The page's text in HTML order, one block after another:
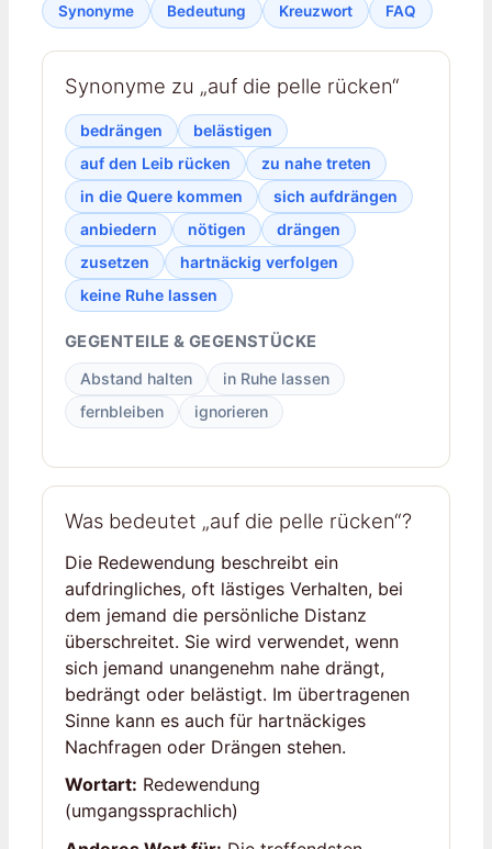
Synonyme Bedeutung Kreuzwort FAQ
Synonyme zu „auf die pelle rücken“
bedrängen
belästigen
auf den Leib rücken
zu nahe treten
in die Quere kommen
sich aufdrängen
anbiedern
nötigen
drängen
zusetzen
hartnäckig verfolgen
keine Ruhe lassen
GEGENTEILE & GEGENSTÜCKE
Abstand halten
in Ruhe lassen
fernbleiben
ignorieren
Was bedeutet „auf die pelle rücken“?
Die Redewendung beschreibt ein
aufdringliches, oft lästiges Verhalten, bei
dem jemand die persönliche Distanz
überschreitet. Sie wird verwendet, wenn
sich jemand unangenehm nahe drängt,
bedrängt oder belästigt. Im übertragenen
Sinne kann es auch für hartnäckiges
Nachfragen oder Drängen stehen.
Wortart: Redewendung
(umgangssprachlich)